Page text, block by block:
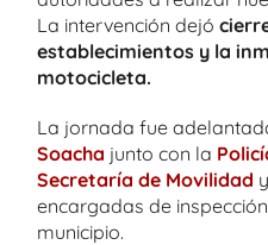
La intervención dejó
establecimientos y la
motocicleta.
La jornada fue
Soacha junto con la
Secretaría de Movilidad
encargadas de
municipio.